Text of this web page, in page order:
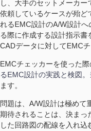
し、大手のセットメーカ
依頼しているケースが殆ど
れるEMC設計のA/W設計
る際に作成する設計指示
CADデータに対してEMC
EMCチェッカーを使った
るEMC設計の実践と検図
ます。
問題は、A/W設計は極めて
期待されることは、決まっ
した回路図の配線を入れ込